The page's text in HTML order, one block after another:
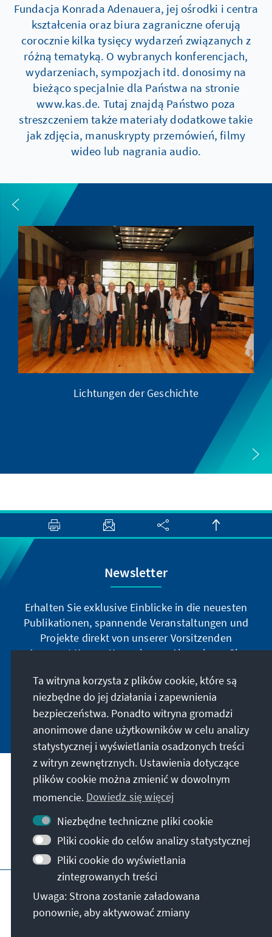
Fundacja Konrada Adenauera, jej ośrodki i centra
kształcenia oraz biura zagraniczne oferują
corocznie kilka tysięcy wydarzeń związanych z
różną tematyką. O wybranych konferencjach,
wydarzeniach, sympozjach itd. donosimy na
bieżąco specjalnie dla Państwa na stronie
www.kas.de. Tutaj znajdą Państwo poza
streszczeniem także materiały dodatkowe takie
jak zdjęcia, manuskrypty przemówień, filmy
wideo lub nagrania audio.
Lichtungen der Geschichte
Newsletter
Erhalten Sie exklusive Einblicke in die neuesten
Publikationen, spannende Veranstaltungen und
Projekte direkt von unserer Vorsitzenden
Annegret Kramp-Karrenbauer. Abonnieren Sie
auf dem Laufenden.
Jetzt abonnieren
Nasza misja
Kontakt
Dalsza działalność fundacji
Impressum Polityka prywatności
Erklärung zur Barrierefreiheit
Barriere melden
Mapa strony
Ta witryna korzysta z plików cookie, które są
niezbędne do jej działania i zapewnienia
bezpieczeństwa. Ponadto witryna gromadzi
anonimowe dane użytkowników w celu analizy
statystycznej i wyświetlania osadzonych treści
z witryn zewnętrznych. Ustawienia dotyczące
plików cookie można zmienić w dowolnym
momencie. Dowiedz się więcej
Niezbędne techniczne pliki cookie
Pliki cookie do celów analizy statystycznej
Pliki cookie do wyświetlania
zintegrowanych treści
Uwaga: Strona zostanie załadowana
ponownie, aby aktywować zmiany